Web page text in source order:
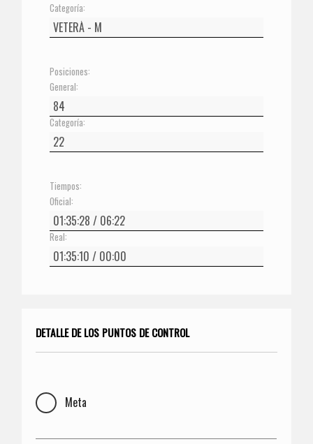
Categoría:
Posiciones:
General:
Categoría:
Tiempos:
Oficial:
Real:
DETALLE DE LOS PUNTOS DE CONTROL
Meta